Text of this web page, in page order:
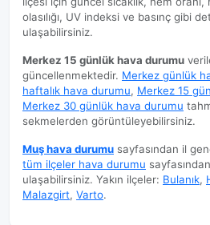
olasılığı, UV indeksi ve basınç gibi
ulaşabilirsiniz.
Merkez 15 günlük hava durumu
güncellenmektedir. Merkez günlük
haftalık hava durumu, Merkez 15
Merkez 30 günlük hava durumu
sekmelerden görüntüleyebilirsiniz.
Muş hava durumu sayfasından il
tüm ilçeler hava durumu
ulaşabilirsiniz. Yakın ilçeler: Bulanık,
Malazgirt, Varto.